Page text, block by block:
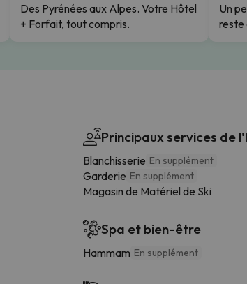
Des Pyrénées aux Alpes. Votre Hôtel
+ Forfait, tout compris.
Un
reste
Principaux services de
Blanchisserie En supplément
Garderie En supplément
Magasin de Matériel de Ski
Spa et bien-être
Hammam En supplément